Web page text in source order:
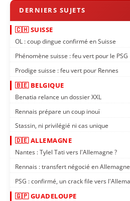
🇨🇭 SUISSE
OL : coup dingue confirmé en Suisse
Phénomène suisse : feu vert pour le PSG
Prodige suisse : feu vert pour Rennes
🇧🇪 BELGIQUE
Benatia relance un dossier XXL
Rennais prépare un coup inouï
Stassin, ni privilégié ni cas unique
🇩🇪 ALLEMAGNE
Nantes : Tylel Tati vers l'Allemagne ?
Rennais : transfert négocié en Allemagne
PSG : confirmé, un crack file vers
🇬🇵 GUADELOUPE